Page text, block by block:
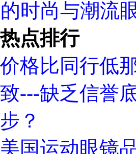
的时尚与潮流
热点排行
价格比同行低
致---缺乏信誉
步？
美国运动眼镜